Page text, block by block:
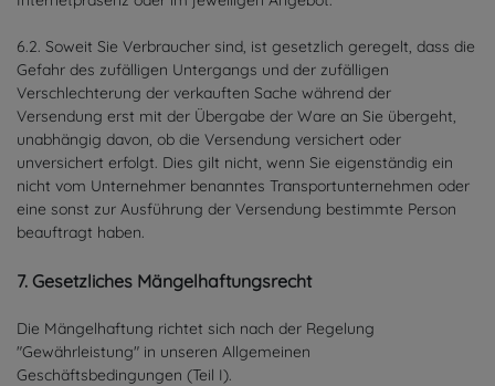
6.2. Soweit Sie Verbraucher sind, ist gesetzlich geregelt, dass die
Gefahr des zufälligen Untergangs und der zufälligen
Verschlechterung der verkauften Sache während der
Versendung erst mit der Übergabe der Ware an Sie übergeht,
unabhängig davon, ob die Versendung versichert oder
unversichert erfolgt. Dies gilt nicht, wenn Sie eigenständig ein
nicht vom Unternehmer benanntes Transportunternehmen oder
eine sonst zur Ausführung der Versendung bestimmte Person
beauftragt haben.
7. Gesetzliches Mängelhaftungsrecht
Die Mängelhaftung richtet sich nach der Regelung
"Gewährleistung" in unseren Allgemeinen
Geschäftsbedingungen (Teil I).